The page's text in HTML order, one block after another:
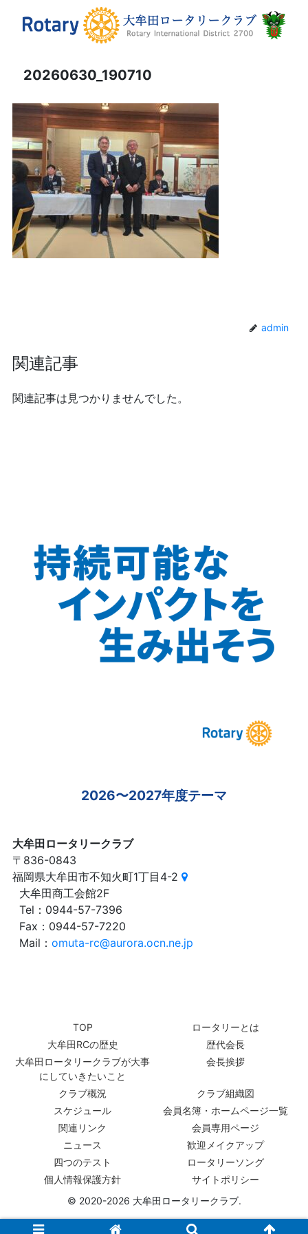
20260630_190710
admin
関連記事
関連記事は見つかりませんでした。
2026〜2027年度テーマ
大牟田ロータリークラブ
〒836-0843
福岡県大牟田市不知火町1丁目4-2
大牟田商工会館2F
Tel：0944-57-7396
Fax：0944-57-7220
Mail：omuta-rc@aurora.ocn.ne.jp
TOP
ロータリーとは
大牟田RCの歴史
歴代会長
大牟田ロータリークラブが大事
にしていきたいこと
会長挨拶
クラブ概況
クラブ組織図
スケジュール
会員名簿・ホームページ一覧
関連リンク
会員専用ページ
ニュース
歓迎メイクアップ
四つのテスト
ロータリーソング
個人情報保護方針
サイトポリシー
© 2020-2026 大牟田ロータリークラブ.